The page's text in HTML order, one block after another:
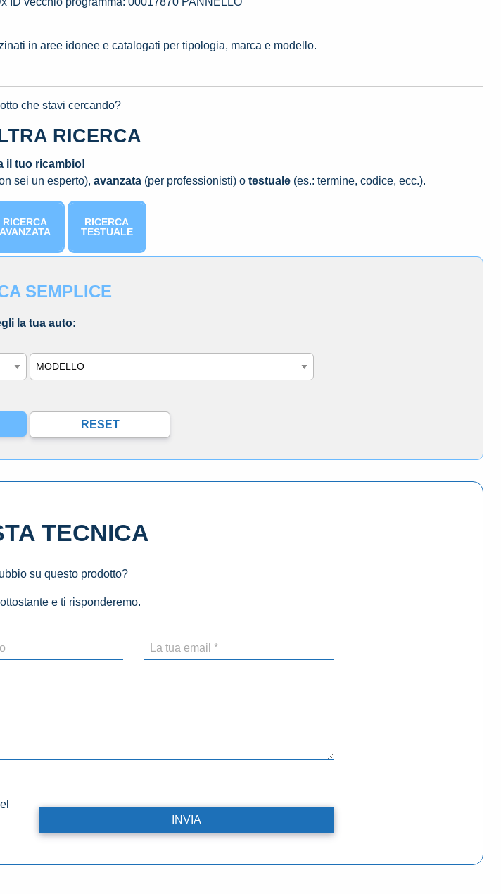
in aree idonee e catalogati per tipologia, marca e modello.
che stavi cercando?
RICERCA
il tuo ricambio!
sei un esperto), avanzata (per professionisti) o testuale (es.: termine, codice, ecc.).
RICERCA
AVANZATA
RICERCA
TESTUALE
SEMPLICE
la tua auto:
Modello
TECNICA
su questo prodotto?
e ti risponderemo.